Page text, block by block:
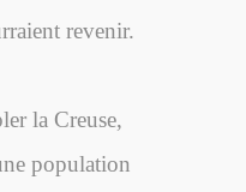
revenir.
la Creuse,
population